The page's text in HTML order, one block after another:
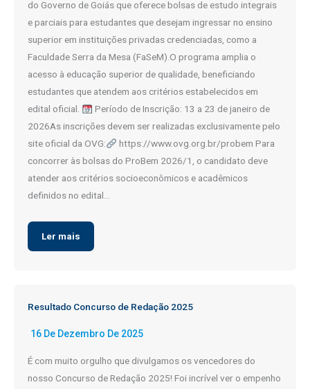
do Governo de Goiás que oferece bolsas de estudo integrais
e parciais para estudantes que desejam ingressar no ensino
superior em instituições privadas credenciadas, como a
Faculdade Serra da Mesa (FaSeM).O programa amplia o
acesso à educação superior de qualidade, beneficiando
estudantes que atendem aos critérios estabelecidos em
edital oficial.
Período de Inscrição: 13 a 23 de janeiro de
2026As inscrições devem ser realizadas exclusivamente pelo
site oficial da OVG:
https://www.ovg.org.br/probem Para
concorrer às bolsas do ProBem 2026/1, o candidato deve
atender aos critérios socioeconômicos e acadêmicos
definidos no edital…
Ler mais
Resultado Concurso de Redação 2025
16 De Dezembro De 2025
É com muito orgulho que divulgamos os vencedores do
nosso Concurso de Redação 2025! Foi incrível ver o empenho